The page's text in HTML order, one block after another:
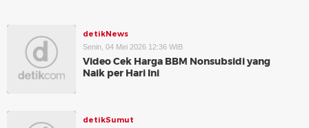
detikNews
Senin, 04 Mei 2026 12:36 WIB
Video Cek Harga BBM Nonsubsidi yang
Naik per Hari Ini
detikSumut